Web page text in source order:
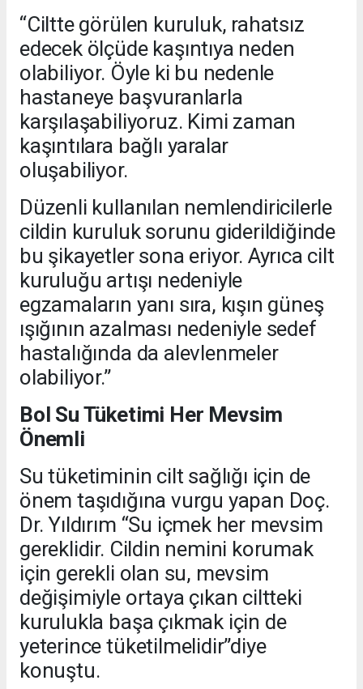
“Ciltte görülen kuruluk, rahatsız
edecek ölçüde kaşıntıya neden
olabiliyor. Öyle ki bu nedenle
hastaneye başvuranlarla
karşılaşabiliyoruz. Kimi zaman
kaşıntılara bağlı yaralar
oluşabiliyor.
Düzenli kullanılan nemlendiricilerle
cildin kuruluk sorunu giderildiğinde
bu şikayetler sona eriyor. Ayrıca cilt
kuruluğu artışı nedeniyle
egzamaların yanı sıra, kışın güneş
ışığının azalması nedeniyle sedef
hastalığında da alevlenmeler
olabiliyor.”
Bol Su Tüketimi Her Mevsim
Önemli
Su tüketiminin cilt sağlığı için de
önem taşıdığına vurgu yapan Doç.
Dr. Yıldırım “Su içmek her mevsim
gereklidir. Cildin nemini korumak
için gerekli olan su, mevsim
değişimiyle ortaya çıkan ciltteki
kurulukla başa çıkmak için de
yeterince tüketilmelidir”diye
konuştu.